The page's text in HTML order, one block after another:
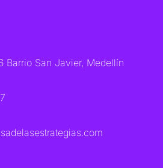
Barrio San Javier, Medellín